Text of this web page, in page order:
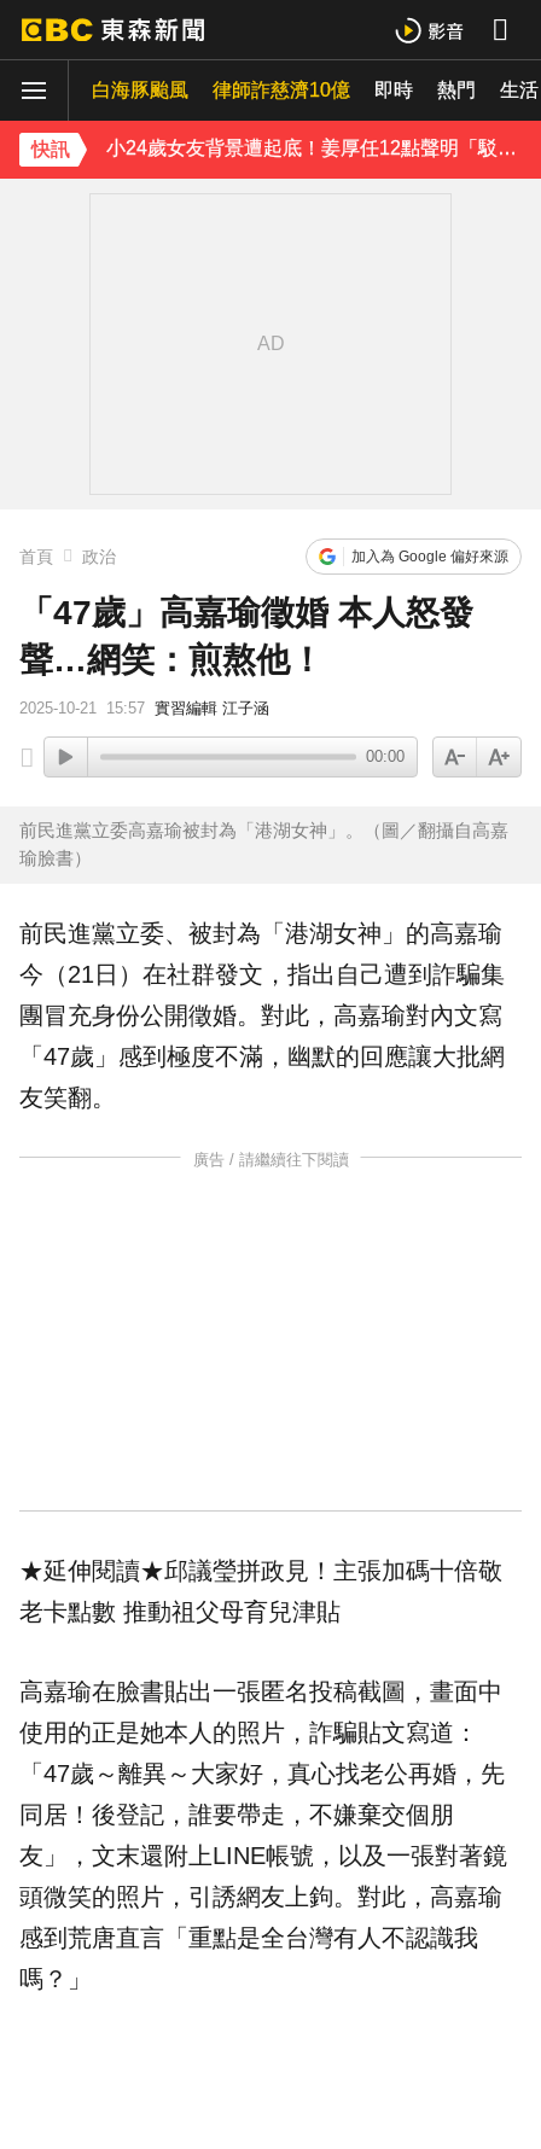
白海豚颱風 律師詐慈濟10億 即時 熱門 生活
快訊
下載東森App，隨時掌握天下大小事！
小24歲女友背景遭起底！姜厚任12點聲明「駁小三傳聞」：你在講三小？
首頁 政治 加入為 Google 偏好來源
「47歲」高嘉瑜徵婚 本人怒發
聲…網笑：煎熬他！
2025-10-21 15:57 實習編輯 江子涵
00:00
前民進黨立委高嘉瑜被封為「港湖女神」。（圖／翻攝自高嘉
瑜臉書）
前民進黨立委、被封為「港湖女神」的高嘉瑜
今（21日）在社群發文，指出自己遭到 詐騙集
團 冒充身份公開徵婚。對此，高嘉瑜對內文寫
「47歲」感到極度不滿，幽默的回應讓大批網
友笑翻。
廣告 / 請繼續往下閱讀
★延伸閱讀★邱議瑩拼政見！主張加碼十倍敬
老卡點數 推動祖父母育兒津貼
高嘉瑜在臉書貼出一張匿名投稿截圖，畫面中
使用的正是她本人的照片，詐騙貼文寫道：
「47歲～離異～大家好，真心找老公再婚，先
同居！後登記，誰要帶走，不嫌棄交個朋
友」，文末還附上LINE帳號，以及一張對著鏡
頭微笑的照片，引誘網友上鉤。對此，高嘉瑜
感到荒唐直言「重點是全台灣有人不認識我
嗎？」